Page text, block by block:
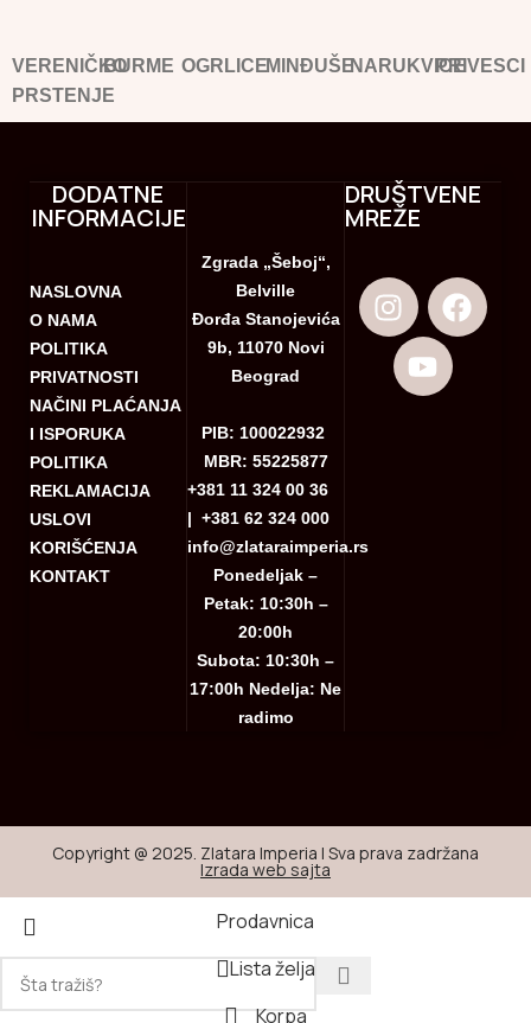
VERENIČKO
PRSTENJE
BURME OGRLICEMINĐUŠENARUKVICEPRIVESCI
DODATNE
INFORMACIJE
NASLOVNA
O NAMA
POLITIKA
PRIVATNOSTI
NAČINI PLAĆANJA
I ISPORUKA
POLITIKA
REKLAMACIJA
USLOVI
KORIŠĆENJA
KONTAKT
Zgrada „Šeboj“,
Belville
Đorđa Stanojevića
9b, 11070 Novi
Beograd
PIB: 100022932
MBR: 55225877
+381 11 324 00 36
|+381 62 324 000
info@zlataraimperia.rs
Ponedeljak –
Petak: 10:30h –
20:00h
Subota: 10:30h –
17:00h Nedelja: Ne
radimo
DRUŠTVENE
MREŽE
Copyright @ 2025. Zlatara Imperia | Sva prava zadržana
Izrada web sajta
Prodavnica
Lista želja
Korpa